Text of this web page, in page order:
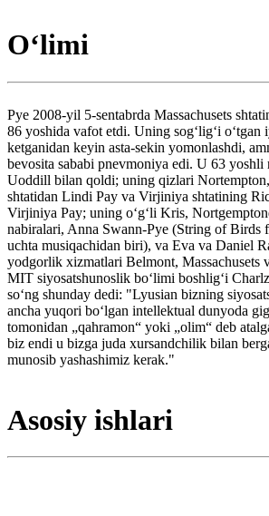
Oʻlimi
Pye 2008-yil 5-sentabrda Massachusets
86 yoshida vafot etdi. Uning sogʻligʻi oʻtgan
ketganidan keyin asta-sekin yomonlashdi,
bevosita sababi pnevmoniya edi. U 63 yoshli
Uoddill bilan qoldi; uning qizlari Nortempton,
shtatidan Lindi Pay va Virjiniya shtatining
Virjiniya Pay; uning oʻgʻli Kris,
nabiralari, Anna Swann-Pye (String of Birds
uchta musiqachidan biri), va Eva va Daniel
yodgorlik xizmatlari Belmont, Massachusets
MIT siyosatshunoslik boʻlimi boshligʻi
soʻng shunday dedi: "Lyusian bizning
ancha yuqori boʻlgan intellektual dunyoda
tomonidan „qahramon“ yoki „olim“ deb
biz endi u bizga juda xursandchilik bilan
munosib yashashimiz kerak."
Asosiy ishlari